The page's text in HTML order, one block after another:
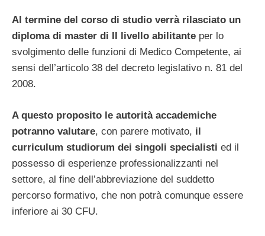
Al termine del corso di studio verrà rilasciato un
diploma di master di II livello abilitante per lo
svolgimento delle funzioni di Medico Competente, ai
sensi dell’articolo 38 del decreto legislativo n. 81 del
2008.
A questo proposito le autorità accademiche
potranno valutare, con parere motivato, il
curriculum studiorum dei singoli specialisti ed il
possesso di esperienze professionalizzanti nel
settore, al fine dell’abbreviazione del suddetto
percorso formativo, che non potrà comunque essere
inferiore ai 30 CFU.